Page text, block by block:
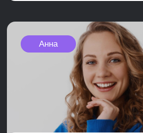
Диана Мамедова
Старший преподаватель, HR
директор, KraftHeinz
Управляю командой HR из 28
человек, отвечаю за >2000 человек
• 10+ лет в HR в крупных компаниях
Heinz, Unilever RUS
• Прошла путь от стажера
в рекрутменте до HR-директора